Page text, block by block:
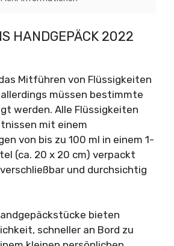
HANDGEPÄCK 2022
Mitführen von Flüssigkeiten
müssen bestimmte
werden. Alle Flüssigkeiten
mit einem
von bis zu 100 ml in einem 1-
(ca. 20 x 20 cm) verpackt
und durchsichtig
bieten
schneller an Bord zu